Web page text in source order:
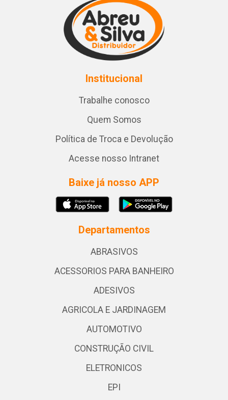
Institucional
Trabalhe conosco
Quem Somos
Política de Troca e Devolução
Acesse nosso Intranet
Baixe já nosso APP
Departamentos
ABRASIVOS
ACESSORIOS PARA BANHEIRO
ADESIVOS
AGRICOLA E JARDINAGEM
AUTOMOTIVO
CONSTRUÇÃO CIVIL
ELETRONICOS
EPI